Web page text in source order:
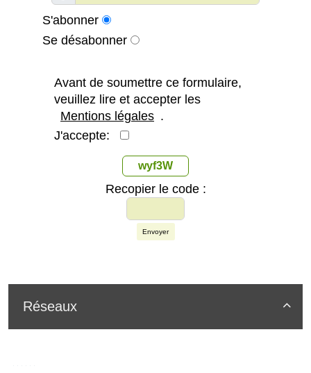
S'abonner
Se désabonner
Avant de soumettre ce formulaire,
veuillez lire et accepter les
Mentions légales .
J'accepte:
wyf3W
Recopier le code :
Envoyer

Réseaux